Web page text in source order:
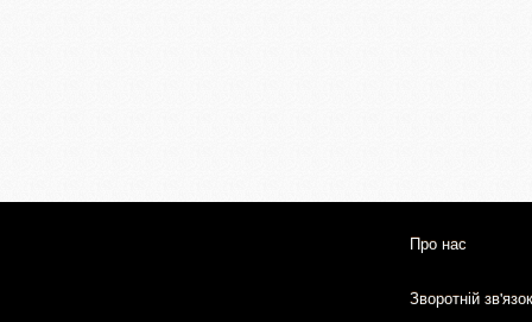
Про нас
Зворотній зв'язок